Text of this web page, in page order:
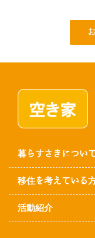
暮らすさきについ
移住を考えている
活動紹介